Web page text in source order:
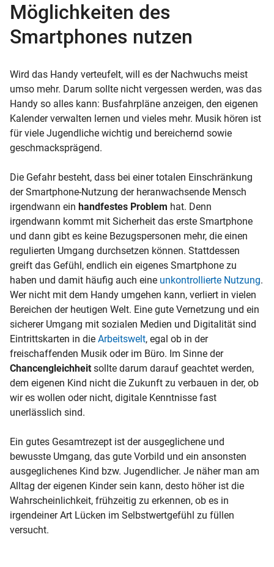
Möglichkeiten des
Smartphones nutzen
Wird das Handy verteufelt, will es der Nachwuchs meist
umso mehr. Darum sollte nicht vergessen werden, was das
Handy so alles kann: Busfahrpläne anzeigen, den eigenen
Kalender verwalten lernen und vieles mehr. Musik hören ist
für viele Jugendliche wichtig und bereichernd sowie
geschmacksprägend.
Die Gefahr besteht, dass bei einer totalen Einschränkung
der Smartphone-Nutzung der heranwachsende Mensch
irgendwann ein handfestes Problem hat. Denn
irgendwann kommt mit Sicherheit das erste Smartphone
und dann gibt es keine Bezugspersonen mehr, die einen
regulierten Umgang durchsetzen können. Stattdessen
greift das Gefühl, endlich ein eigenes Smartphone zu
haben und damit häufig auch eine unkontrollierte Nutzung.
Wer nicht mit dem Handy umgehen kann, verliert in vielen
Bereichen der heutigen Welt. Eine gute Vernetzung und ein
sicherer Umgang mit sozialen Medien und Digitalität sind
Eintrittskarten in die Arbeitswelt, egal ob in der
freischaffenden Musik oder im Büro. Im Sinne der
Chancengleichheit sollte darum darauf geachtet werden,
dem eigenen Kind nicht die Zukunft zu verbauen in der, ob
wir es wollen oder nicht, digitale Kenntnisse fast
unerlässlich sind.
Ein gutes Gesamtrezept ist der ausgeglichene und
bewusste Umgang, das gute Vorbild und ein ansonsten
ausgeglichenes Kind bzw. Jugendlicher. Je näher man am
Alltag der eigenen Kinder sein kann, desto höher ist die
Wahrscheinlichkeit, frühzeitig zu erkennen, ob es in
irgendeiner Art Lücken im Selbstwertgefühl zu füllen
versucht.